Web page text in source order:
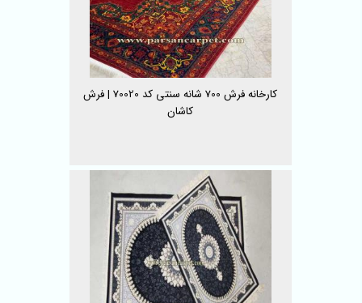
کارخانه فرش 700 شانه سنتی کد 70020 | فرش
کاشان